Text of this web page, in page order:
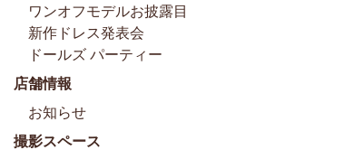
ワンオフモデルお披露目
新作ドレス発表会
ドールズ パーティー
店舗情報
お知らせ
撮影スペース